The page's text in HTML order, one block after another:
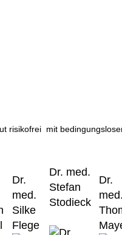
risikofrei mit
Dr.
med.
Silke
Flege
Dr. med.
Stefan
Stodieck
Dr.
med.